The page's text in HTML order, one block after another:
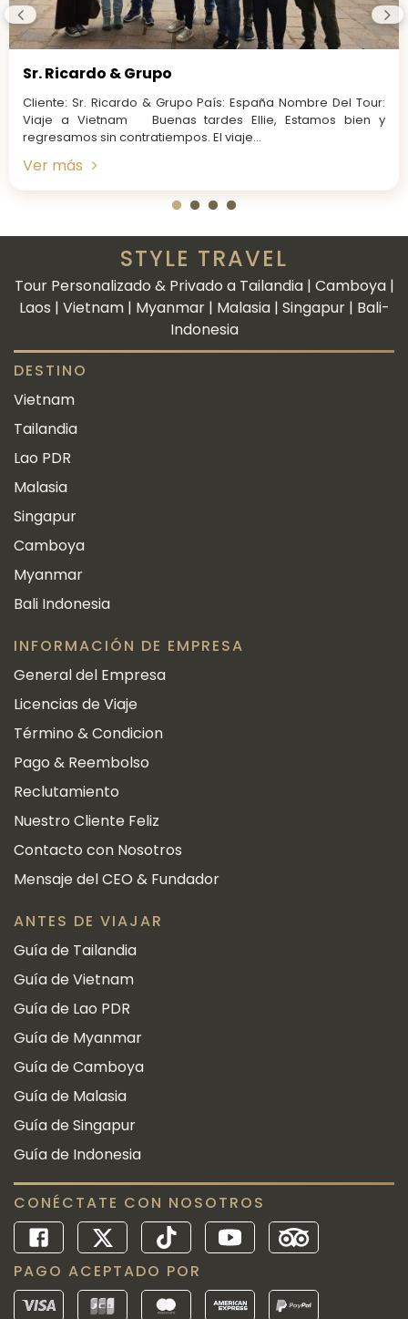
España Nombre Del Tour:
Ellie, Estamos bien y
El viaje...
Cliente: Sr. Jaime &
Viaje a Vietnam,
Ver más
STYLE TRAVEL
Tour Personalizado & Privado a Tailandia | Camboya |
Laos | Vietnam | Myanmar | Malasia | Singapur | Bali-
Indonesia
DESTINO
Vietnam
Tailandia
Lao PDR
Malasia
Singapur
Camboya
Myanmar
Bali Indonesia
INFORMACIÓN DE EMPRESA
General del Empresa
Licencias de Viaje
Término & Condicion
Pago & Reembolso
Reclutamiento
Nuestro Cliente Feliz
Contacto con Nosotros
Mensaje del CEO & Fundador
ANTES DE VIAJAR
Guía de Tailandia
Guía de Vietnam
Guía de Lao PDR
Guía de Myanmar
Guía de Camboya
Guía de Malasia
Guía de Singapur
Guía de Indonesia
CONÉCTATE CON NOSOTROS
PAGO ACEPTADO POR